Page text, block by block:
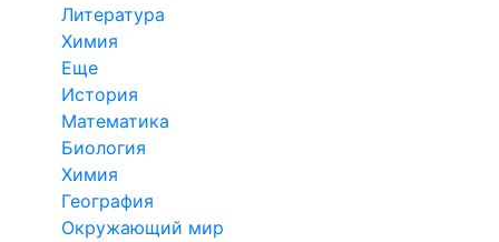
Литература
Химия
Еще
История
Математика
Биология
Химия
География
Окружающий мир